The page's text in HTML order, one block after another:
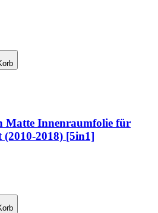
Matte Innenraumfolie für
(2010-2018) [5in1]